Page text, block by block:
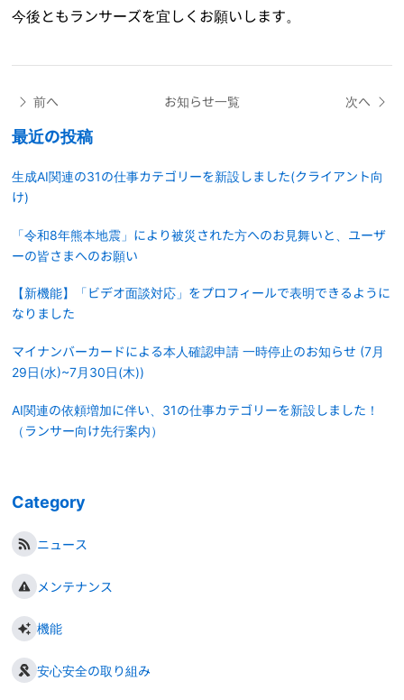
今後ともランサーズを宜しくお願いします。
前へ お知らせ一覧 次へ
最近の投稿
生成AI関連の31の仕事カテゴリーを新設しました(クライアント向
け)
「令和8年熊本地震」により被災された方へのお見舞いと、ユーザ
ーの皆さまへのお願い
【新機能】「ビデオ面談対応」をプロフィールで表明できるように
なりました
マイナンバーカードによる本人確認申請 一時停止のお知らせ (7月
29日(水)~7月30日(木))
AI関連の依頼増加に伴い、31の仕事カテゴリーを新設しました！
（ランサー向け先行案内）
Category
ニュース
メンテナンス
機能
安心安全の取り組み